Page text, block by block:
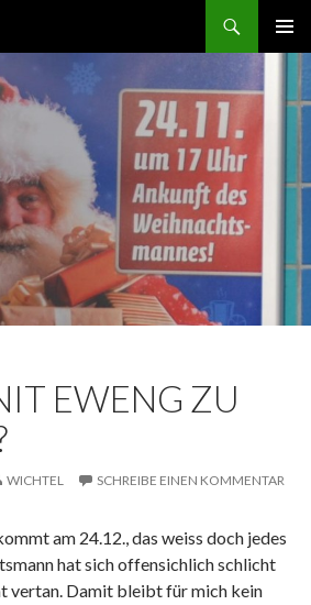
EWENG ZU
WICHTEL SCHREIBE EINEN KOMMENTAR
am 24.12., das weiss doch jedes
hat sich offensichlich schlicht
vertan. Damit bleibt für mich kein